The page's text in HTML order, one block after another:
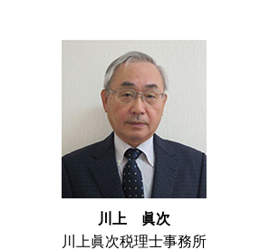
川上 眞次
川上眞次税理士事務所